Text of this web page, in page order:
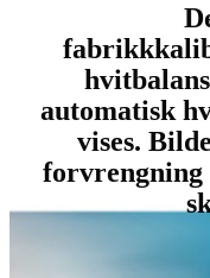
automatisk
vises.
forvrengning